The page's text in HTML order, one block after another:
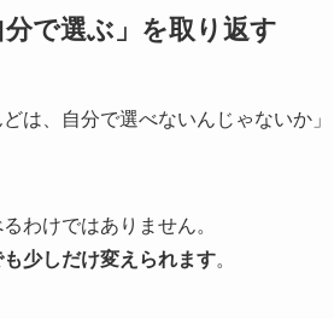
で選ぶ」を取り返す
は、自分で選べないんじゃないか」
わけではありません。
少しだけ変えられます。